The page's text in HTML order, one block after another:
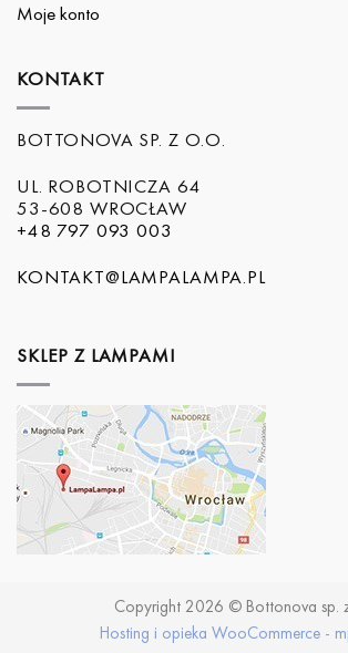
Moje konto
KONTAKT
BOTTONOVA SP. Z O.O.
UL. ROBOTNICZA 64
53-608 WROCŁAW
+48 797 093 003
KONTAKT@LAMPALAMPA.PL
SKLEP Z LAMPAMI
Copyright 2026 © Bottonova sp.
Hosting i opieka WooCommerce -